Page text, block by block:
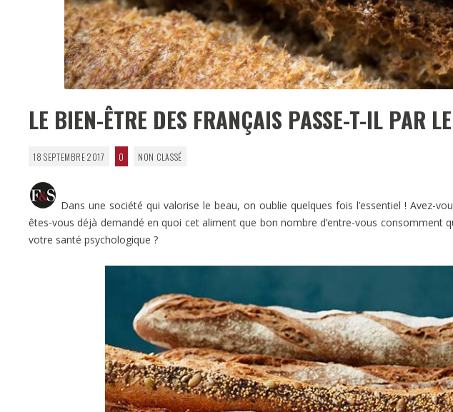
LE BIEN-ÊTRE DES FRANÇAIS PASSE-T-IL PAR
18 SEPTEMBRE 2017 0 NON CLASSÉ
Dans une société qui valorise le beau, on oublie quelques fois l’essentiel ! Avez-
êtes-vous déjà demandé en quoi cet aliment que bon nombre d’entre-vous consomment
votre santé psychologique ?